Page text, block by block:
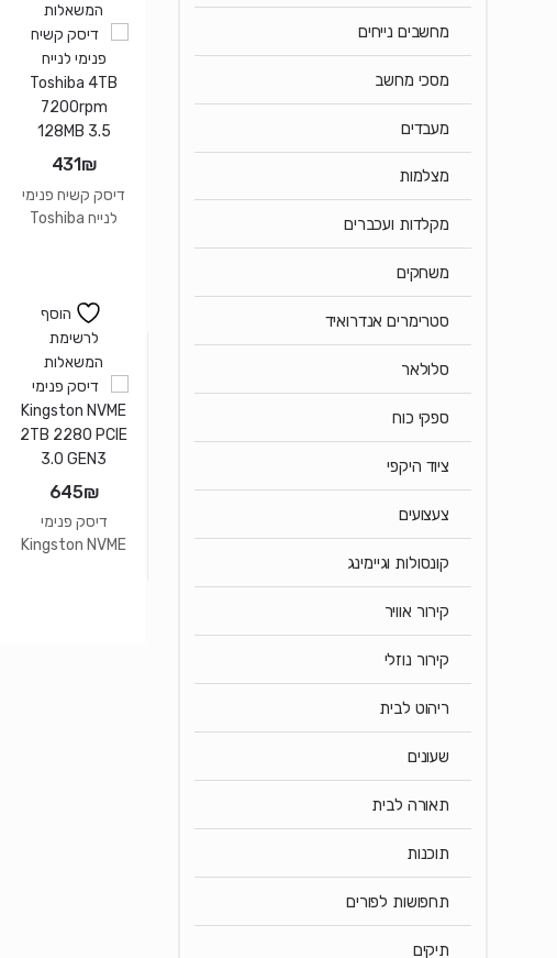
המשאלות
431₪
דיסק קשיח פנימי
לנייח Toshiba
הוסף
לרשימת
המשאלות
645₪
דיסק פנימי
Kingston NVME
מחשבים נייחים
מסכי מחשב
מעבדים
מצלמות
מקלדות ועכברים
משחקים
סטרימרים אנדרואיד
סלולאר
ספקי כוח
ציוד היקפי
צעצועים
קונסולות וגיימינג
קירור אוויר
קירור נוזלי
ריהוט לבית
שעונים
תאורה לבית
תוכנות
תחפושות לפורים
תיקים